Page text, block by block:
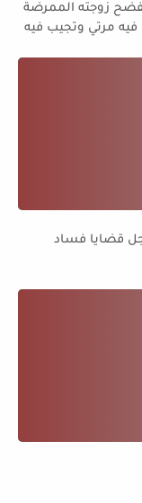
زوجته الممرضة
فيه مرتي وتجيب فيه
قضايا فساد